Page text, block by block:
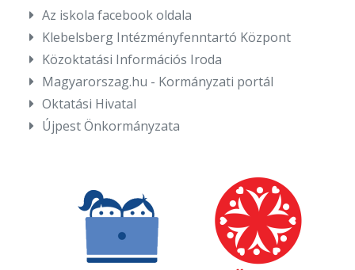
Az iskola facebook oldala
Klebelsberg Intézményfenntartó Központ
Közoktatási Információs Iroda
Magyarorszag.hu - Kormányzati portál
Oktatási Hivatal
Újpest Önkormányzata